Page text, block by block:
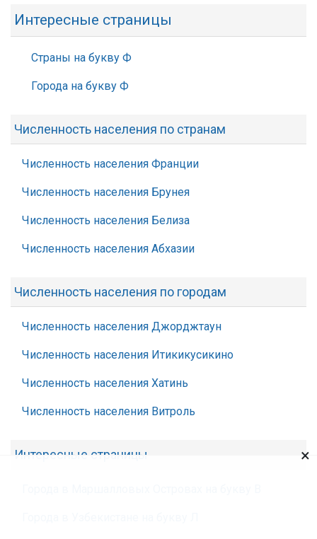
Интересные страницы
Страны на букву Ф
Города на букву Ф
Численность населения по странам
Численность населения Франции
Численность населения Брунея
Численность населения Белиза
Численность населения Абхазии
Численность населения по городам
Численность населения Джорджтаун
Численность населения Итикикусикино
Численность населения Хатинь
Численность населения Витроль
Интересные страницы ×